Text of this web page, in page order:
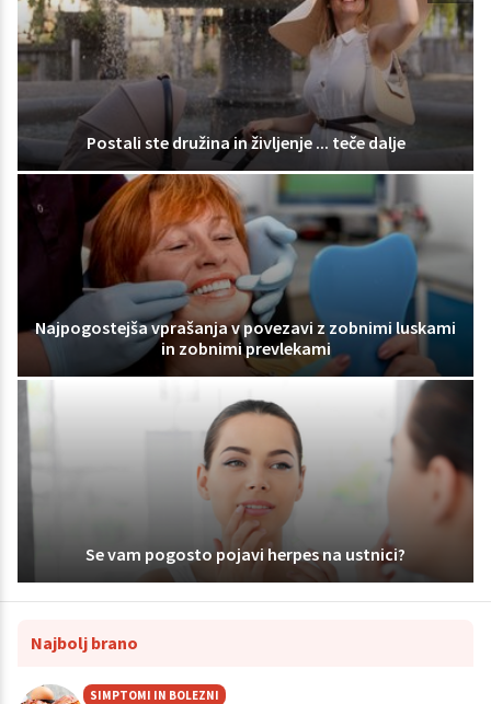
Postali ste družina in življenje ... teče dalje
Najpogostejša vprašanja v povezavi z zobnimi luskami
in zobnimi prevlekami
Se vam pogosto pojavi herpes na ustnici?
Najbolj brano
SIMPTOMI IN BOLEZNI